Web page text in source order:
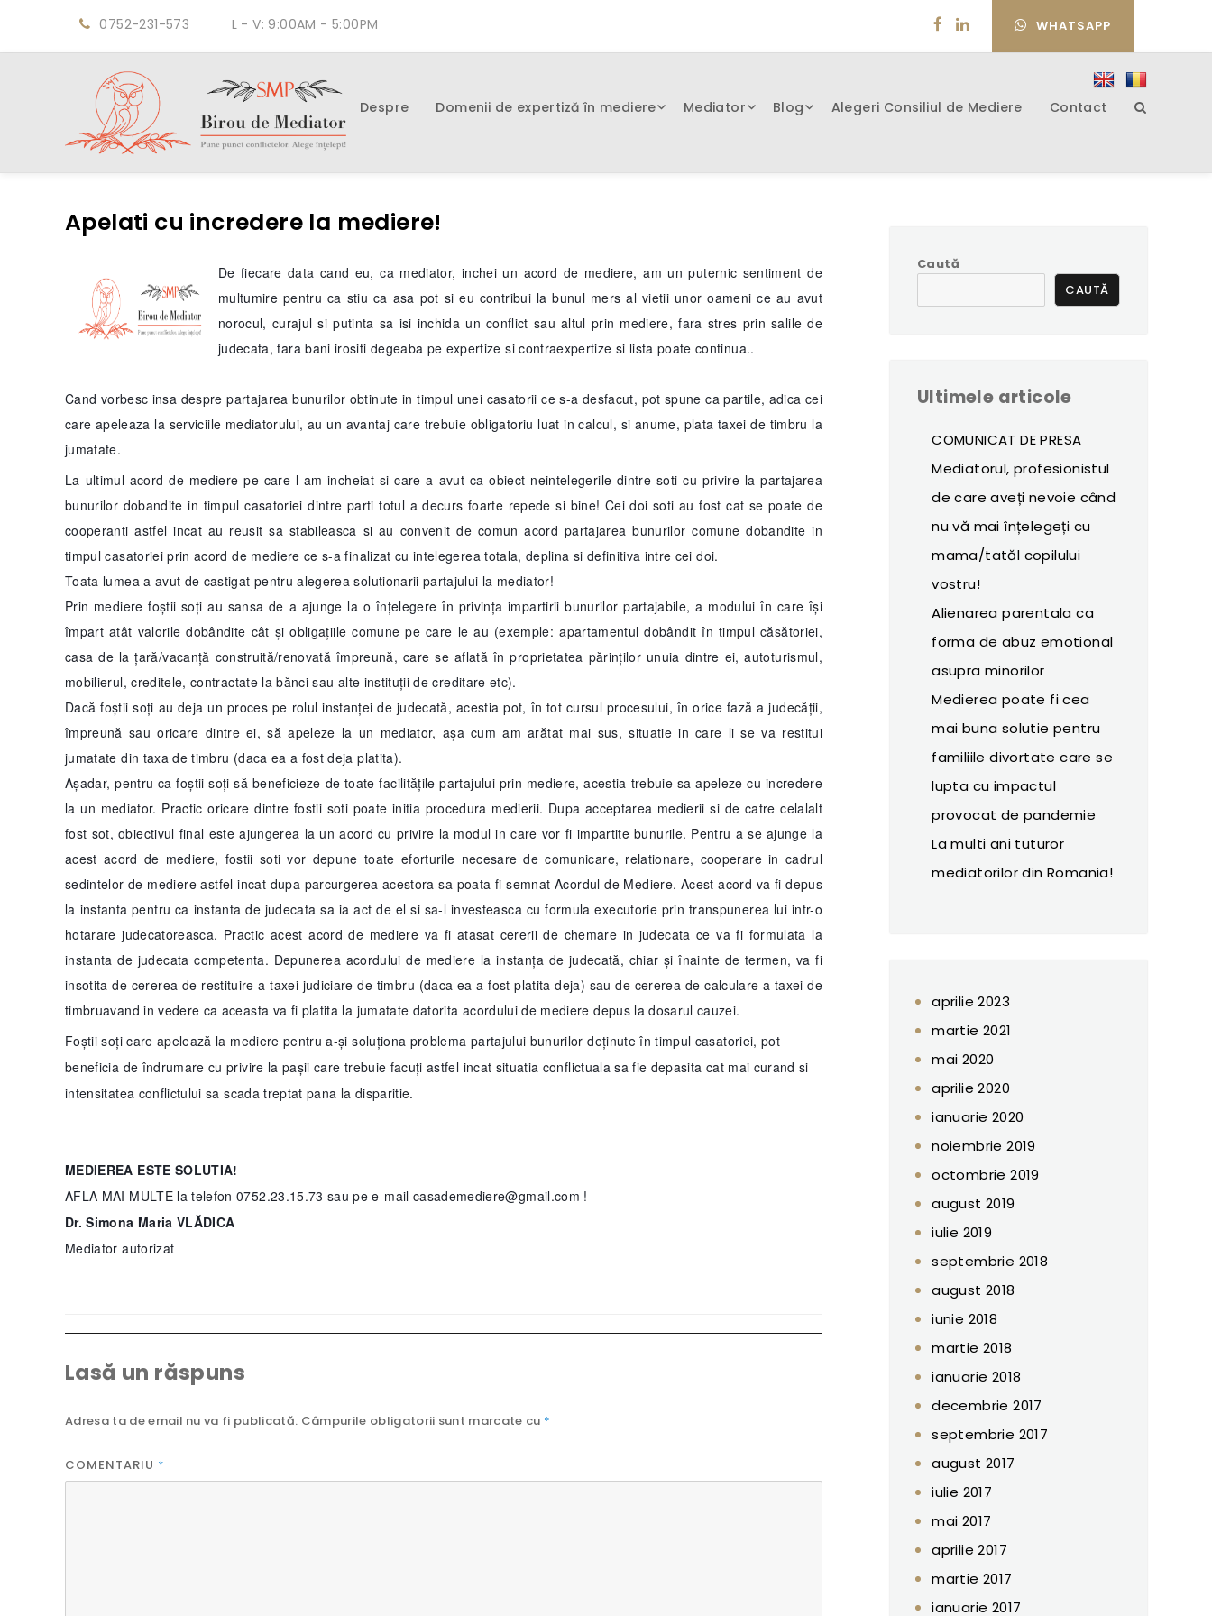
0752-231-573 L - V: 9:00AM - 5:00PM WHATSAPP
Despre Domenii de expertiză în mediere Mediator Blog Alegeri Consiliul de Mediere Contact
Apelati cu incredere la mediere!
De fiecare data cand eu, ca mediator, inchei un acord de mediere, am un puternic sentiment de
multumire pentru ca stiu ca asa pot si eu contribui la bunul mers al vietii unor oameni ce au avut
norocul, curajul si putinta sa isi inchida un conflict sau altul prin mediere, fara stres prin salile de
judecata, fara bani irositi degeaba pe expertize si contraexpertize si lista poate continua..
Cand vorbesc insa despre partajarea bunurilor obtinute in timpul unei casatorii ce s-a desfacut, pot spune ca partile, adica cei
care apeleaza la serviciile mediatorului, au un avantaj care trebuie obligatoriu luat in calcul, si anume, plata taxei de timbru la
jumatate.
La ultimul acord de mediere pe care l-am incheiat si care a avut ca obiect neintelegerile dintre soti cu privire la partajarea
bunurilor dobandite in timpul casatoriei dintre parti totul a decurs foarte repede si bine! Cei doi soti au fost cat se poate de
cooperanti astfel incat au reusit sa stabileasca si au convenit de comun acord partajarea bunurilor comune dobandite in
timpul casatoriei prin acord de mediere ce s-a finalizat cu intelegerea totala, deplina si definitiva intre cei doi.
Toata lumea a avut de castigat pentru alegerea solutionarii partajului la mediator!
Prin mediere foștii soți au sansa de a ajunge la o înțelegere în privința impartirii bunurilor partajabile, a modului în care își
împart atât valorile dobândite cât și obligațiile comune pe care le au (exemple: apartamentul dobândit în timpul căsătoriei,
casa de la țară/vacanță construită/renovată împreună, care se aflată în proprietatea părinților unuia dintre ei, autoturismul,
mobilierul, creditele, contractate la bănci sau alte instituții de creditare etc).
Dacă foștii soți au deja un proces pe rolul instanței de judecată, acestia pot, în tot cursul procesului, în orice fază a judecății,
împreună sau oricare dintre ei, să apeleze la un mediator, așa cum am arătat mai sus, situatie in care li se va restitui
jumatate din taxa de timbru (daca ea a fost deja platita).
Așadar, pentru ca foștii soți să beneficieze de toate facilitățile partajului prin mediere, acestia trebuie sa apeleze cu incredere
la un mediator. Practic oricare dintre fostii soti poate initia procedura medierii. Dupa acceptarea medierii si de catre celalalt
fost sot, obiectivul final este ajungerea la un acord cu privire la modul in care vor fi impartite bunurile. Pentru a se ajunge la
acest acord de mediere, fostii soti vor depune toate eforturile necesare de comunicare, relationare, cooperare in cadrul
sedintelor de mediere astfel incat dupa parcurgerea acestora sa poata fi semnat Acordul de Mediere. Acest acord va fi depus
la instanta pentru ca instanta de judecata sa ia act de el si sa-l investeasca cu formula executorie prin transpunerea lui intr-o
hotarare judecatoreasca. Practic acest acord de mediere va fi atasat cererii de chemare in judecata ce va fi formulata la
instanta de judecata competenta. Depunerea acordului de mediere la instanța de judecată, chiar și înainte de termen, va fi
insotita de cererea de restituire a taxei judiciare de timbru (daca ea a fost platita deja) sau de cererea de calculare a taxei de
timbruavand in vedere ca aceasta va fi platita la jumatate datorita acordului de mediere depus la dosarul cauzei.
Foștii soți care apelează la mediere pentru a-și soluționa problema partajului bunurilor deținute în timpul casatoriei, pot
beneficia de îndrumare cu privire la pașii care trebuie facuți astfel incat situatia conflictuala sa fie depasita cat mai curand si
intensitatea conflictului sa scada treptat pana la disparitie.
MEDIEREA ESTE SOLUTIA!
AFLA MAI MULTE la telefon 0752.23.15.73 sau pe e-mail casademediere@gmail.com !
Dr. Simona Maria VLĂDICA
Mediator autorizat
Lasă un răspuns
Adresa ta de email nu va fi publicată. Câmpurile obligatorii sunt marcate cu *
COMENTARIU *
Caută
CAUTĂ
Ultimele articole
COMUNICAT DE PRESA
Mediatorul, profesionistul
de care aveți nevoie când
nu vă mai înțelegeți cu
mama/tatăl copilului
vostru!
Alienarea parentala ca
forma de abuz emotional
asupra minorilor
Medierea poate fi cea
mai buna solutie pentru
familiile divortate care se
lupta cu impactul
provocat de pandemie
La multi ani tuturor
mediatorilor din Romania!
aprilie 2023
martie 2021
mai 2020
aprilie 2020
ianuarie 2020
noiembrie 2019
octombrie 2019
august 2019
iulie 2019
septembrie 2018
august 2018
iunie 2018
martie 2018
ianuarie 2018
decembrie 2017
septembrie 2017
august 2017
iulie 2017
mai 2017
aprilie 2017
martie 2017
ianuarie 2017